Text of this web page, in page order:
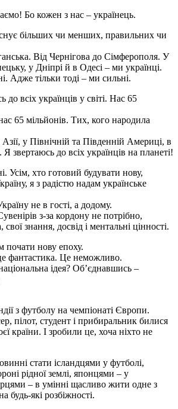
Бо кожен з нас – українець.
більших чи менших, правильних чи
Від Чернігова до Сімферополя. У
у Дніпрі й в Одесі – ми українці.
Адже тільки тоді – ми сильні.
до всіх українців у світі. Нас 65
65 мільйонів. Тих, кого народила
у Північній та Південній Америці, в
Я звертаюсь до всіх українців на планеті!
Усім, хто готовий будувати нову,
я з радістю надам українське
не в гості, а додому.
з-за кордону не потрібно,
свої знання, досвід і ментальні цінності.
нову епоху.
фантастика. Це неможливо.
ідея? Об’єднавшись –
з футболу на чемпіонаті Європи.
пілот, студент і прибиральник билися
країни. І зробили це, хоча ніхто не
стати ісландцями у футболі,
рідної землі, японцями – у
– в умінні щасливо жити одне з
будь-які розбіжності.